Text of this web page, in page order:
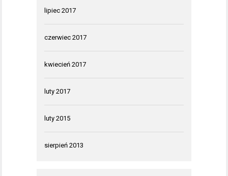
lipiec 2017
czerwiec 2017
kwiecień 2017
luty 2017
luty 2015
sierpień 2013